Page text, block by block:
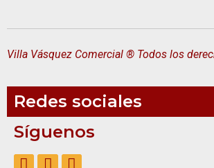
Villa Vásquez Comercial ® Todos los
Redes sociales
Síguenos